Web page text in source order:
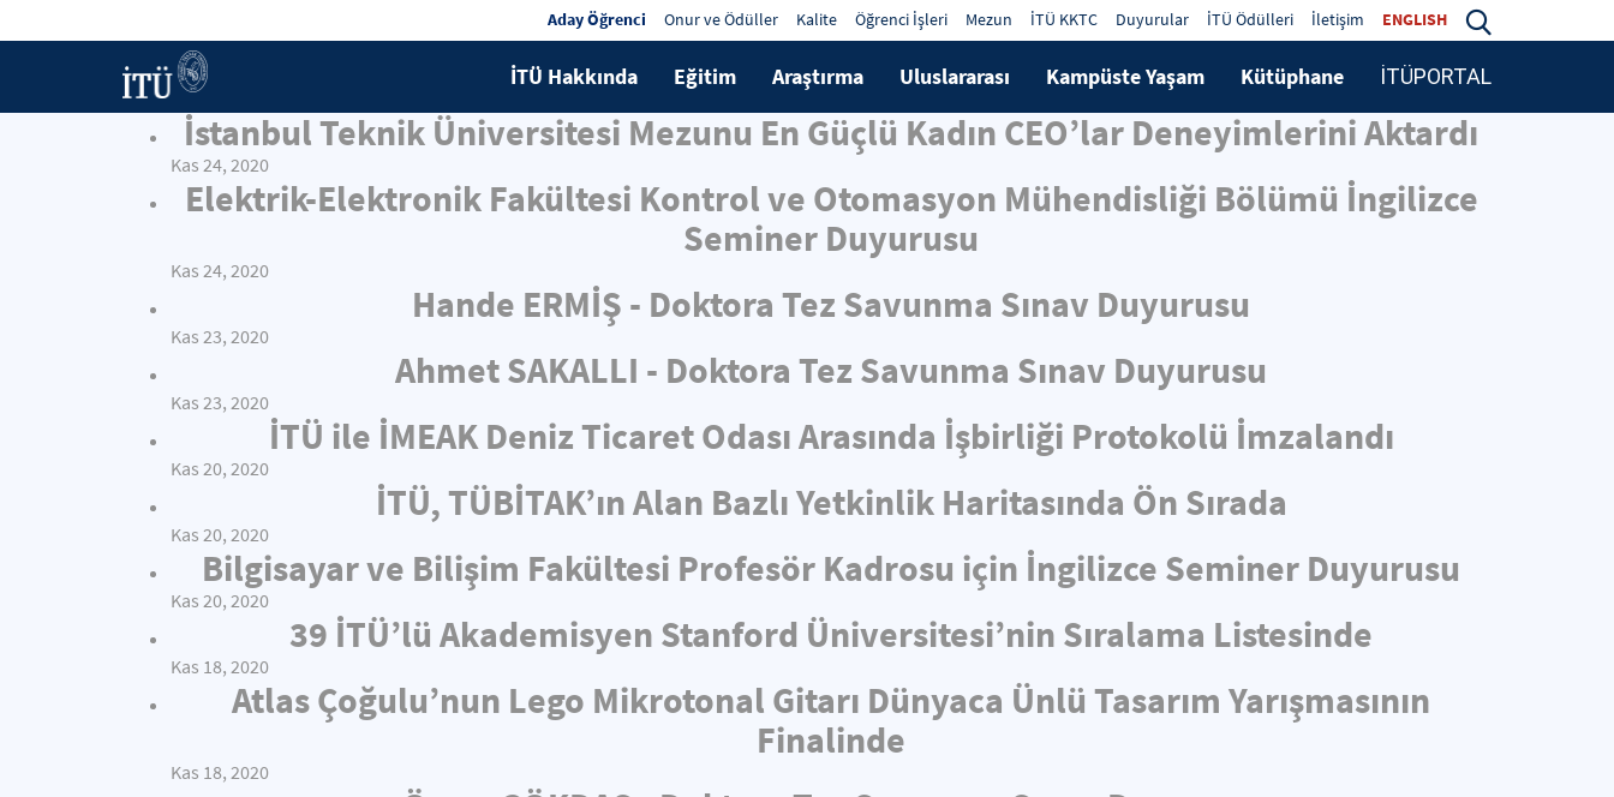
Aday Öğrenci Onur ve Ödüller Kalite Öğrenci İşleri Mezun İTÜ KKTC Duyurular İTÜ Ödülleri İletişim ENGLISH
İTÜ Hakkında Eğitim Araştırma Uluslararası Kampüste Yaşam Kütüphane İTÜPORTAL
İstanbul Teknik Üniversitesi Mezunu En Güçlü Kadın CEO’lar Deneyimlerini Aktardı
Kas 24, 2020
Elektrik-Elektronik Fakültesi Kontrol ve Otomasyon Mühendisliği Bölümü İngilizce
Seminer Duyurusu
Kas 24, 2020
Hande ERMİŞ - Doktora Tez Savunma Sınav Duyurusu
Kas 23, 2020
Ahmet SAKALLI - Doktora Tez Savunma Sınav Duyurusu
Kas 23, 2020
İTÜ ile İMEAK Deniz Ticaret Odası Arasında İşbirliği Protokolü İmzalandı
Kas 20, 2020
İTÜ, TÜBİTAK’ın Alan Bazlı Yetkinlik Haritasında Ön Sırada
Kas 20, 2020
Bilgisayar ve Bilişim Fakültesi Profesör Kadrosu için İngilizce Seminer Duyurusu
Kas 20, 2020
39 İTÜ’lü Akademisyen Stanford Üniversitesi’nin Sıralama Listesinde
Kas 18, 2020
Atlas Çoğulu’nun Lego Mikrotonal Gitarı Dünyaca Ünlü Tasarım Yarışmasının
Finalinde
Kas 18, 2020